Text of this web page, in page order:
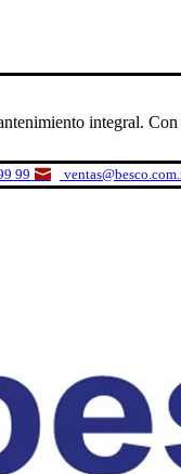
integral.
99